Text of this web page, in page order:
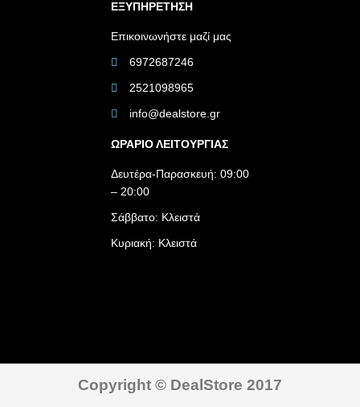
ΕΞΥΠΗΡΕΤΗΣΗ
Επικοινωνήστε μαζί μας
6972687246
2521098965
info@dealstore.gr
ΩΡΑΡΙΟ ΛΕΙΤΟΥΡΓΙΑΣ​
Δευτέρα-Παρασκευή: 09:00
– 20:00
Σάββατο: Κλειστά
Κυριακή: Κλειστά
Copyright © DealStore 2017